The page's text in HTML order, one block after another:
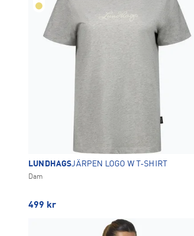
Rosa Svart
TA BORT ALLA
LUNDHAGSJÄRPEN LOGO W T-SHIRT
Dam
499 kr